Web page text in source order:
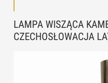
LAMPA WISZĄCA
CZECHOSŁOWACJA